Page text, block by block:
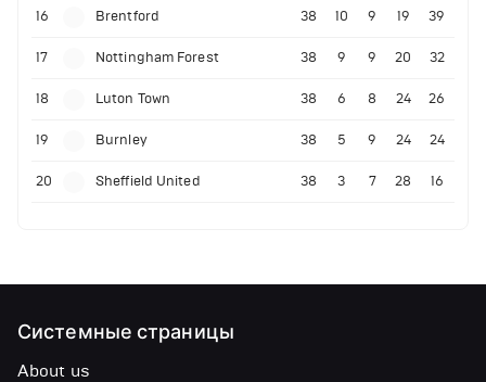
16 Brentford 38 10 9 19 39
17 Nottingham Forest 38 9 9 20 32
18 Luton Town 38 6 8 24 26
19 Burnley 38 5 9 24 24
20 Sheffield United 38 3 7 28 16
Системные страницы
About us